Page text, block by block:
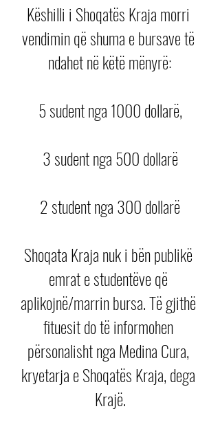
Këshilli i Shoqatës Kraja morri
vendimin që shuma e bursave të
ndahet në këtë mënyrë:
5 sudent nga 1000 dollarë,
3 sudent nga 500 dollarë
2 student nga 300 dollarë
Shoqata Kraja nuk i bën publikë
emrat e studentëve që
aplikojnë/marrin bursa. Të gjithë
fituesit do të informohen
përsonalisht nga Medina Cura,
kryetarja e Shoqatës Kraja, dega
Krajë.